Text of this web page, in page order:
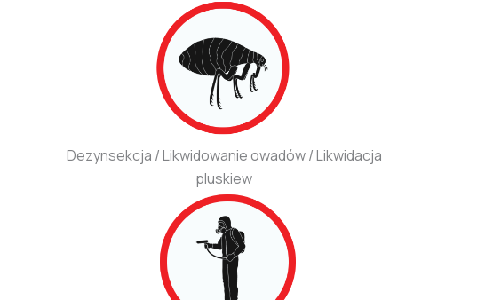
Dezynsekcja / Likwidowanie owadów / Likwidacja
pluskiew